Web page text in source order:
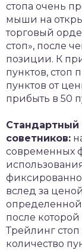
стопа очень
мыши на
торговый
стоп», после
позиции. К
пунктов, стоп
пунктов от
прибыть в 50
Стандартный
советников:
современных
вслед за
определенной
после
Трейлинг стоп
количество